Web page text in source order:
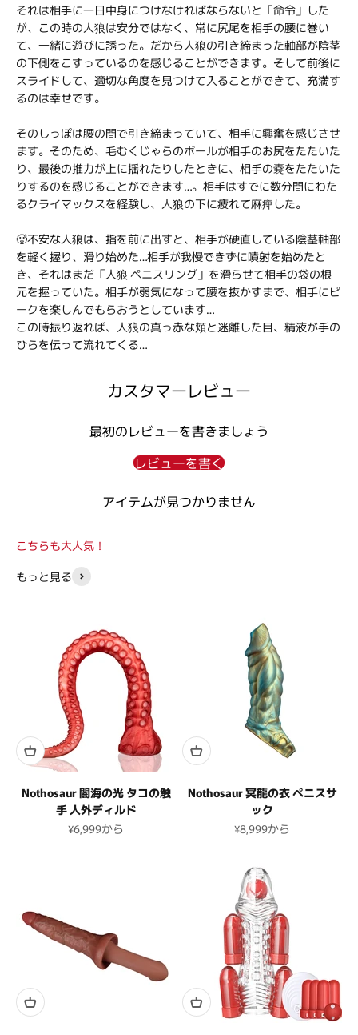
それは相手に一日中身につけなければならないと「命令」した
が、この時の人狼は安分ではなく、常に尻尾を相手の腰に巻い
て、一緒に遊びに誘った。だから人狼の引き締まった軸部が陰茎
の下側をこすっているのを感じることができます。そして前後に
スライドして、適切な角度を見つけて入ることができて、充満す
るのは幸せです。
そのしっぽは腰の間で引き締まっていて、相手に興奮を感じさせ
ます。そのため、毛むくじゃらのボールが相手のお尻をたたいた
り、最後の推力が上に揺れたりしたときに、相手の嚢をたたいた
りするのを感じることができます…。相手はすでに数分間にわた
るクライマックスを経験し、人狼の下に疲れて麻痺した。
🥵不安な人狼は、指を前に出すと、相手が硬直している陰茎軸部
を軽く握り、滑り始めた…相手が我慢できずに噴射を始めたと
き、それはまだ「人狼 ペニスリング」を滑らせて相手の袋の根
元を握っていた。相手が弱気になって腰を抜かすまで、相手にピ
ークを楽しんでもらおうとしています…
この時振り返れば、人狼の真っ赤な頬と迷離した目、精液が手の
ひらを伝って流れてくる…
カスタマーレビュー
最初のレビューを書きましょう
レビューを書く
アイテムが見つかりません
こちらも大人気！
もっと見る
Nothosaur 闇海の光 タコの触
手 人外ディルド
セール価格
¥6,999から
Nothosaur 冥龍の衣 ペニスサ
ック
セール価格
¥8,999から